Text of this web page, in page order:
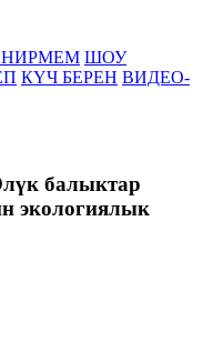
ШОУ
КҮЧ БЕРЕН ВИДЕО-
балыктар
экологиялык